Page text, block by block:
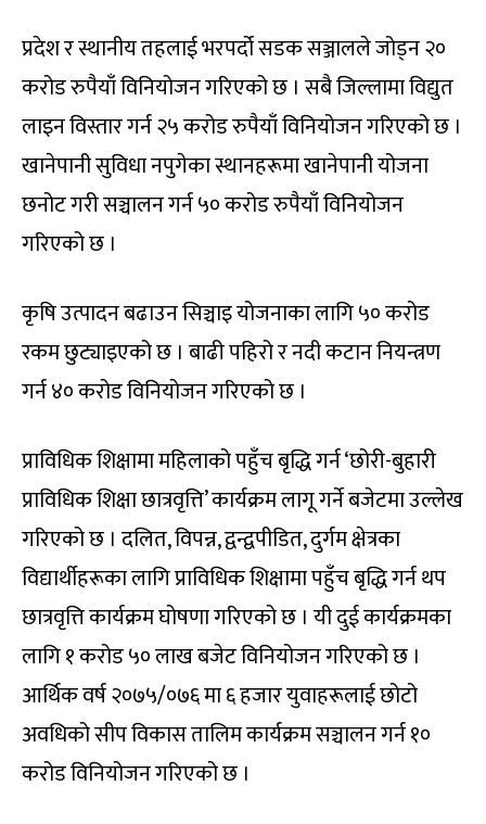
प्रदेश र स्थानीय तहलाई भरपर्दो सडक सञ्जालले जोड्न २०
करोड रुपैयाँ विनियोजन गरिएको छ । सबै जिल्लामा विद्युत
लाइन विस्तार गर्न २५ करोड रुपैयाँ विनियोजन गरिएको छ ।
खानेपानी सुविधा नपुगेका स्थानहरूमा खानेपानी योजना
छनोट गरी सञ्चालन गर्न ५० करोड रुपैयाँ विनियोजन
गरिएको छ ।
कृषि उत्पादन बढाउन सिञ्चाइ योजनाका लागि ५० करोड
रकम छुट्याइएको छ । बाढी पहिरो र नदी कटान नियन्त्रण
गर्न ४० करोड विनियोजन गरिएको छ ।
प्राविधिक शिक्षामा महिलाको पहुँच बृद्धि गर्न ‘छोरी-बुहारी
प्राविधिक शिक्षा छात्रवृत्ति’ कार्यक्रम लागू गर्ने बजेटमा उल्लेख
गरिएको छ । दलित, विपन्न, द्वन्द्वपीडित, दुर्गम क्षेत्रका
विद्यार्थीहरूका लागि प्राविधिक शिक्षामा पहुँच बृद्धि गर्न थप
छात्रवृत्ति कार्यक्रम घोषणा गरिएको छ । यी दुई कार्यक्रमका
लागि १ करोड ५० लाख बजेट विनियोजन गरिएको छ ।
आर्थिक वर्ष २०७५/०७६ मा ६ हजार युवाहरूलाई छोटो
अवधिको सीप विकास तालिम कार्यक्रम सञ्चालन गर्न १०
करोड विनियोजन गरिएको छ ।